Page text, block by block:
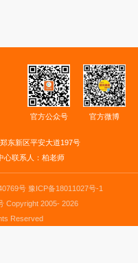
官方公众号 官方微博
东新区平安大道197号
心联系人：柏老师
号 豫ICP备18011027号-1
Copyright 2005- 2026
Reserved